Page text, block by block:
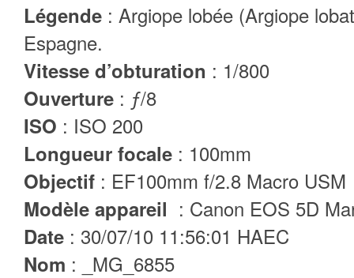
Légende : Argiope lobée (Argiope
Espagne.
Vitesse d’obturation : 1/800
Ouverture : ƒ/8
ISO : ISO 200
Longueur focale : 100mm
Objectif : EF100mm f/2.8 Macro USM
Modèle appareil : Canon EOS 5D
Date : 30/07/10 11:56:01 HAEC
Nom : _MG_6855